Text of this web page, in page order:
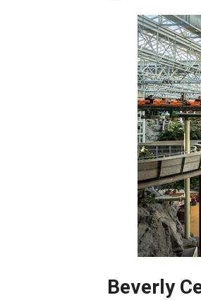
Beverly